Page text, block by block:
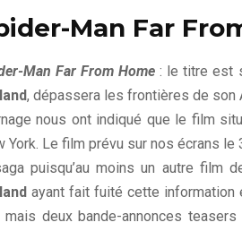
Man Far
Man Far From Home : le titre est
, dépassera les frontières de son
nous ont indiqué que le film
York. Le film prévu sur nos écrans
puisqu’au moins un autre film
ayant fait fuité cette information
mais deux bande-annonces